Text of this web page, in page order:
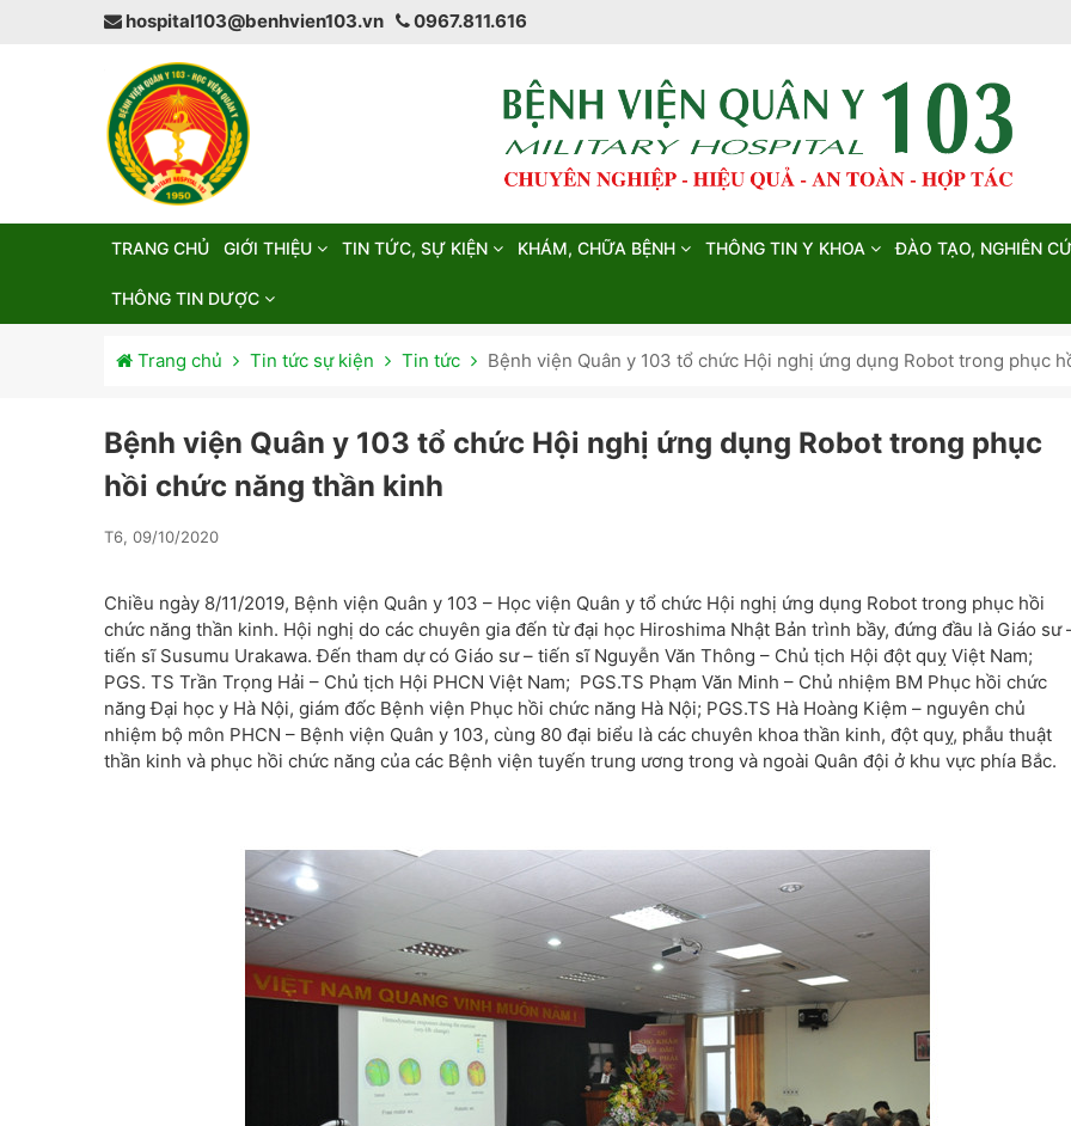
hospital103@benhvien103.vn 0967.811.616
TRANG CHỦ GIỚI THIỆU TIN TỨC, SỰ KIỆN KHÁM, CHỮA BỆNH THÔNG TIN Y KHOA ĐÀO TẠO, NGHIÊN
THÔNG TIN DƯỢC
Trang chủ Tin tức sự kiện Tin tức Bệnh viện Quân y 103 tổ chức Hội nghị ứng dụng Robot trong phục
Bệnh viện Quân y 103 tổ chức Hội nghị ứng dụng Robot trong phục
hồi chức năng thần kinh
T6, 09/10/2020
Chiều ngày 8/11/2019, Bệnh viện Quân y 103 – Học viện Quân y tổ chức Hội nghị ứng dụng Robot trong phục hồi
chức năng thần kinh. Hội nghị do các chuyên gia đến từ đại học Hiroshima Nhật Bản trình bầy, đứng đầu là Giáo sư
tiến sĩ Susumu Urakawa. Đến tham dự có Giáo sư – tiến sĩ Nguyễn Văn Thông – Chủ tịch Hội đột quỵ Việt Nam;
PGS. TS Trần Trọng Hải – Chủ tịch Hội PHCN Việt Nam; PGS.TS Phạm Văn Minh – Chủ nhiệm BM Phục hồi chức
năng Đại học y Hà Nội, giám đốc Bệnh viện Phục hồi chức năng Hà Nội; PGS.TS Hà Hoàng Kiệm – nguyên chủ
nhiệm bộ môn PHCN – Bệnh viện Quân y 103, cùng 80 đại biểu là các chuyên khoa thần kinh, đột quỵ, phẫu thuật
thần kinh và phục hồi chức năng của các Bệnh viện tuyến trung ương trong và ngoài Quân đội ở khu vực phía Bắc.